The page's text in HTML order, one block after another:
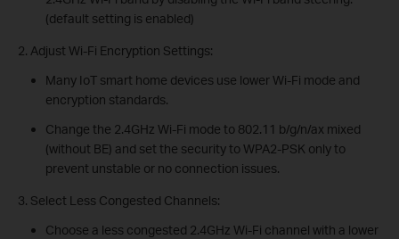
(default setting is enabled)
2. Adjust Wi-Fi Encryption Settings:
Many IoT smart home devices use lower Wi-Fi mode and
encryption standards.
Change the 2.4GHz Wi-Fi mode to 802.11 b/g/n/ax mixed
(without BE) and set the security to WPA2-PSK only to
prevent unstable or no connection issues.
3. Select Less Congested Channels:
Choose a less congested 2.4GHz Wi-Fi channel with a lower